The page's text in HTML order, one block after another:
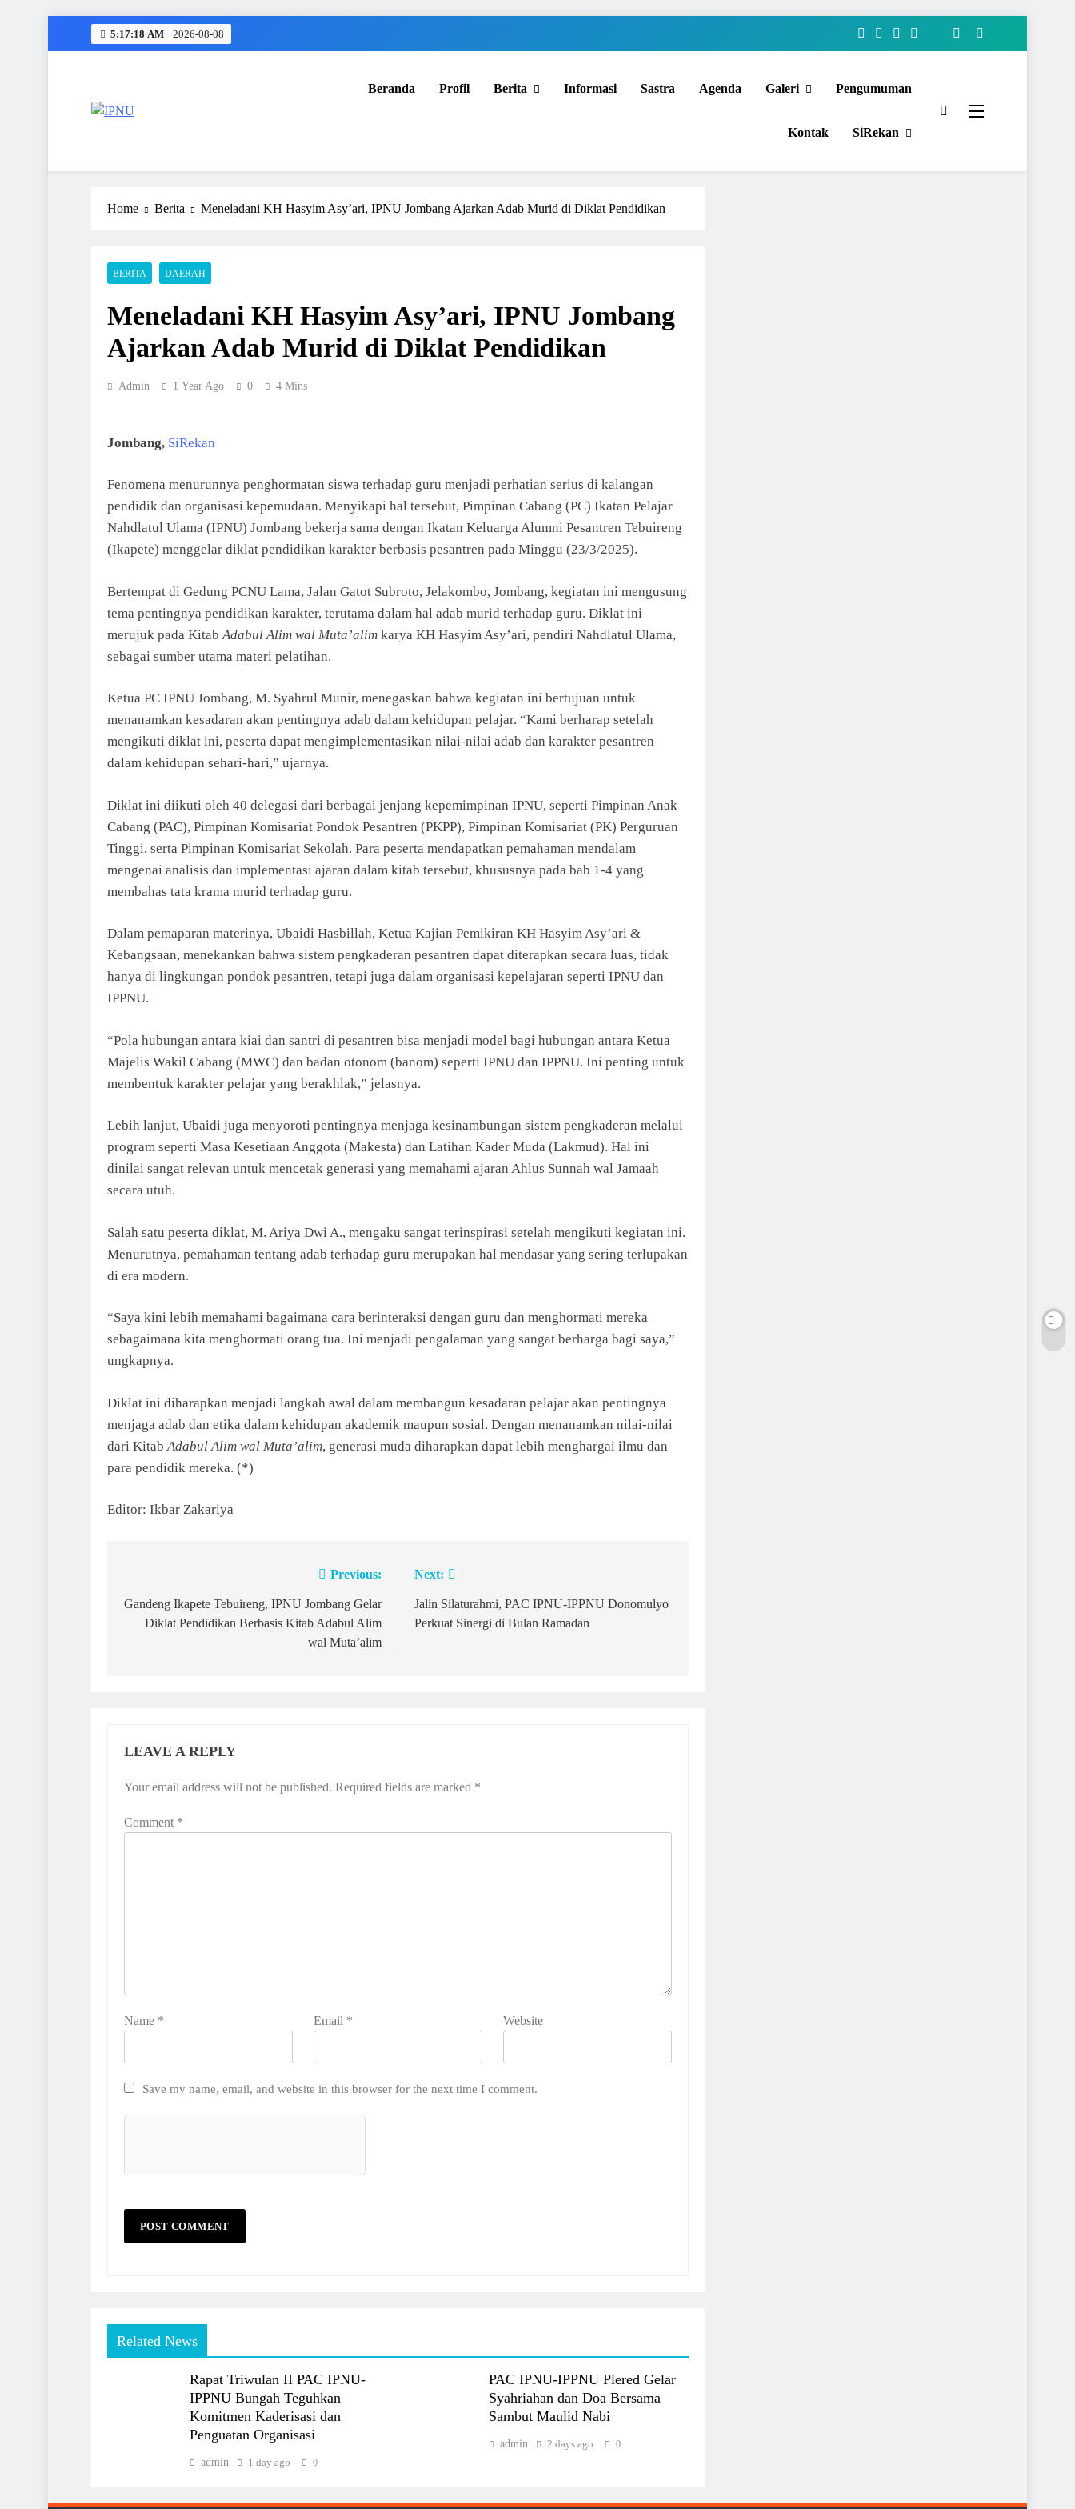
5:17:19 AM 2026-08-08
Beranda Profil Berita Informasi Sastra Agenda Galeri Pengumuman
Kontak SiRekan
Home Berita Meneladani KH Hasyim Asy’ari, IPNU Jombang Ajarkan Adab Murid di Diklat Pendidikan
BERITA DAERAH
Meneladani KH Hasyim Asy’ari, IPNU Jombang
Ajarkan Adab Murid di Diklat Pendidikan
Admin 1 Year Ago 0 4 Mins
Jombang, SiRekan
Fenomena menurunnya penghormatan siswa terhadap guru menjadi perhatian serius di kalangan
pendidik dan organisasi kepemudaan. Menyikapi hal tersebut, Pimpinan Cabang (PC) Ikatan Pelajar
Nahdlatul Ulama (IPNU) Jombang bekerja sama dengan Ikatan Keluarga Alumni Pesantren Tebuireng
(Ikapete) menggelar diklat pendidikan karakter berbasis pesantren pada Minggu (23/3/2025).
Bertempat di Gedung PCNU Lama, Jalan Gatot Subroto, Jelakombo, Jombang, kegiatan ini mengusung
tema pentingnya pendidikan karakter, terutama dalam hal adab murid terhadap guru. Diklat ini
merujuk pada Kitab Adabul Alim wal Muta’alim karya KH Hasyim Asy’ari, pendiri Nahdlatul Ulama,
sebagai sumber utama materi pelatihan.
Ketua PC IPNU Jombang, M. Syahrul Munir, menegaskan bahwa kegiatan ini bertujuan untuk
menanamkan kesadaran akan pentingnya adab dalam kehidupan pelajar. “Kami berharap setelah
mengikuti diklat ini, peserta dapat mengimplementasikan nilai-nilai adab dan karakter pesantren
dalam kehidupan sehari-hari,” ujarnya.
Diklat ini diikuti oleh 40 delegasi dari berbagai jenjang kepemimpinan IPNU, seperti Pimpinan Anak
Cabang (PAC), Pimpinan Komisariat Pondok Pesantren (PKPP), Pimpinan Komisariat (PK) Perguruan
Tinggi, serta Pimpinan Komisariat Sekolah. Para peserta mendapatkan pemahaman mendalam
mengenai analisis dan implementasi ajaran dalam kitab tersebut, khususnya pada bab 1-4 yang
membahas tata krama murid terhadap guru.
Dalam pemaparan materinya, Ubaidi Hasbillah, Ketua Kajian Pemikiran KH Hasyim Asy’ari &
Kebangsaan, menekankan bahwa sistem pengkaderan pesantren dapat diterapkan secara luas, tidak
hanya di lingkungan pondok pesantren, tetapi juga dalam organisasi kepelajaran seperti IPNU dan
IPPNU.
“Pola hubungan antara kiai dan santri di pesantren bisa menjadi model bagi hubungan antara Ketua
Majelis Wakil Cabang (MWC) dan badan otonom (banom) seperti IPNU dan IPPNU. Ini penting untuk
membentuk karakter pelajar yang berakhlak,” jelasnya.
Lebih lanjut, Ubaidi juga menyoroti pentingnya menjaga kesinambungan sistem pengkaderan melalui
program seperti Masa Kesetiaan Anggota (Makesta) dan Latihan Kader Muda (Lakmud). Hal ini
dinilai sangat relevan untuk mencetak generasi yang memahami ajaran Ahlus Sunnah wal Jamaah
secara utuh.
Salah satu peserta diklat, M. Ariya Dwi A., mengaku sangat terinspirasi setelah mengikuti kegiatan ini.
Menurutnya, pemahaman tentang adab terhadap guru merupakan hal mendasar yang sering terlupakan
di era modern.
“Saya kini lebih memahami bagaimana cara berinteraksi dengan guru dan menghormati mereka
sebagaimana kita menghormati orang tua. Ini menjadi pengalaman yang sangat berharga bagi saya,”
ungkapnya.
Diklat ini diharapkan menjadi langkah awal dalam membangun kesadaran pelajar akan pentingnya
menjaga adab dan etika dalam kehidupan akademik maupun sosial. Dengan menanamkan nilai-nilai
dari Kitab Adabul Alim wal Muta’alim, generasi muda diharapkan dapat lebih menghargai ilmu dan
para pendidik mereka. (*)
Editor: Ikbar Zakariya
navigation
Previous:
Gandeng Ikapete Tebuireng, IPNU Jombang Gelar
Diklat Pendidikan Berbasis Kitab Adabul Alim
wal Muta’alim
Next:
Jalin Silaturahmi, PAC IPNU-IPPNU Donomulyo
Perkuat Sinergi di Bulan Ramadan
LEAVE A REPLY
Your email address will not be published. Required fields are marked *
Comment *
Name * Email * Website
Save my name, email, and website in this browser for the next time I comment.
Related News
Rapat Triwulan II PAC IPNU-
IPPNU Bungah Teguhkan
Komitmen Kaderisasi dan
Penguatan Organisasi
admin 1 day ago 0
PAC IPNU-IPPNU Plered Gelar
Syahriahan dan Doa Bersama
Sambut Maulid Nabi
admin 2 days ago 0